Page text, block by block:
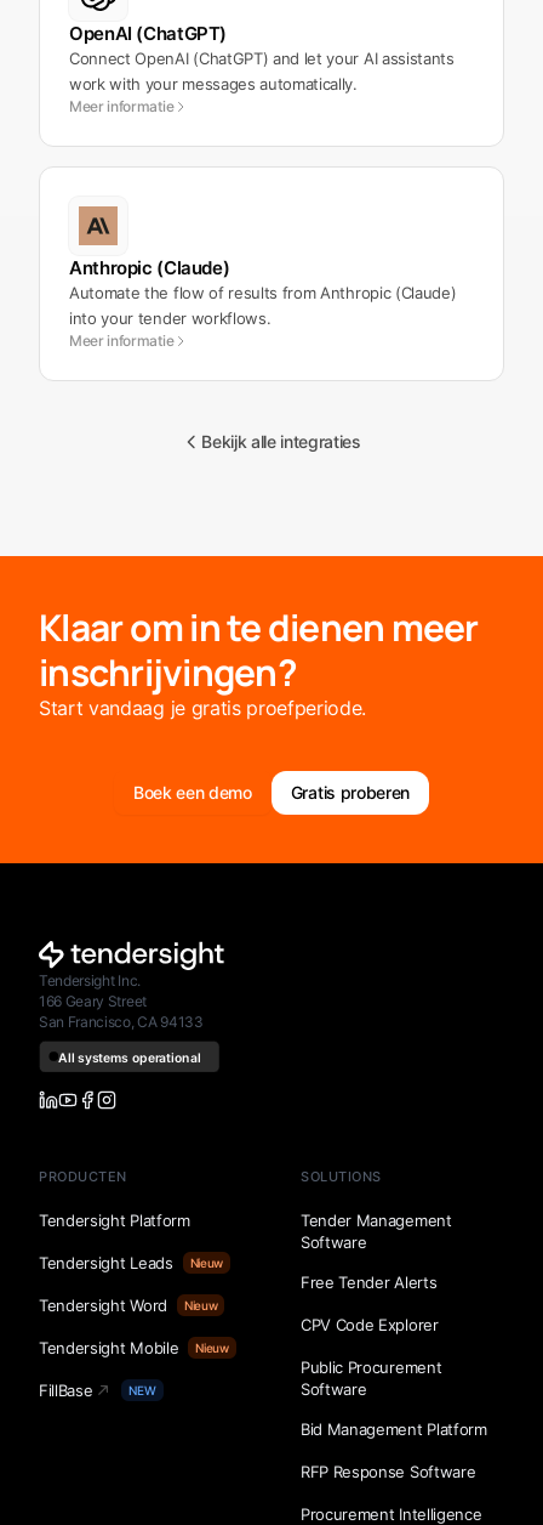
OpenAI (ChatGPT)
Connect OpenAI (ChatGPT) and let your AI assistants
work with your messages automatically.
Meer informatie
Anthropic (Claude)
Automate the flow of results from Anthropic (Claude)
into your tender workflows.
Meer informatie
Bekijk alle integraties
Klaar om in te dienen meer
inschrijvingen?
Start vandaag je gratis proefperiode.
Boek een demo Gratis proberen
Tendersight Inc.
166 Geary Street
San Francisco, CA 94133
PRODUCTEN
Tendersight Platform
Tendersight Leads Nieuw
Tendersight Word Nieuw
Tendersight Mobile Nieuw
FillBase NEW
SOLUTIONS
Tender Management
Software
Free Tender Alerts
CPV Code Explorer
Public Procurement
Software
Bid Management Platform
RFP Response Software
Procurement Intelligence